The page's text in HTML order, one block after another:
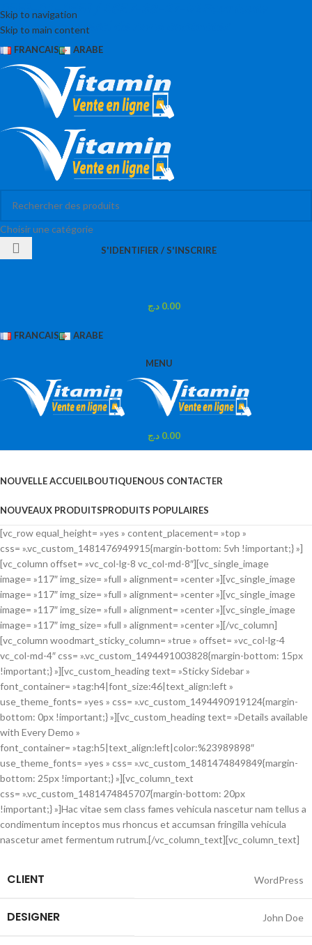
Skip to navigation
Skip to main content
0551-00-0551 / 0657-38-27-92 Pour toute
assistance, Merci de nous contacter
FRANCAIS ARABE
Choisir une catégorie
S'IDENTIFIER / S'INSCRIRE
0.00 د.ج
FRANCAIS ARABE
MENU
0.00 د.ج
NOUVELLE ACCUEILBOUTIQUENOUS CONTACTER
NOUVEAUX PRODUITSPRODUITS POPULAIRES
[vc_row equal_height= »yes » content_placement= »top »
css= ».vc_custom_1481476949915{margin-bottom: 5vh !important;} »]
[vc_column offset= »vc_col-lg-8 vc_col-md-8″][vc_single_image
image= »117″ img_size= »full » alignment= »center »][vc_single_image
image= »117″ img_size= »full » alignment= »center »][vc_single_image
image= »117″ img_size= »full » alignment= »center »][vc_single_image
image= »117″ img_size= »full » alignment= »center »][/vc_column]
[vc_column woodmart_sticky_column= »true » offset= »vc_col-lg-4
vc_col-md-4″ css= ».vc_custom_1494491003828{margin-bottom: 15px
!important;} »][vc_custom_heading text= »Sticky Sidebar »
font_container= »tag:h4|font_size:46|text_align:left »
use_theme_fonts= »yes » css= ».vc_custom_1494490919124{margin-
bottom: 0px !important;} »][vc_custom_heading text= »Details available
with Every Demo »
font_container= »tag:h5|text_align:left|color:%23989898″
use_theme_fonts= »yes » css= ».vc_custom_1481474849849{margin-
bottom: 25px !important;} »][vc_column_text
css= ».vc_custom_1481474845707{margin-bottom: 20px
!important;} »]Hac vitae sem class fames vehicula nascetur nam tellus a
condimentum inceptos mus rhoncus et accumsan fringilla vehicula
nascetur amet fermentum rutrum.[/vc_column_text][vc_column_text]
CLIENT WordPress
DESIGNER John Doe